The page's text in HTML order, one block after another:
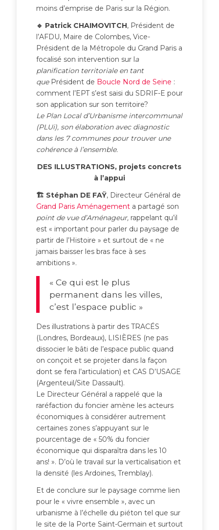
moins d’emprise de Paris sur la Région.
🔹 Patrick CHAIMOVITCH, Président de
l’AFDU, Maire de Colombes, Vice-
Président de la Métropole du Grand Paris a
focalisé son intervention sur la
planification territoriale en tant
que Président de Boucle Nord de Seine :
comment l’EPT s’est saisi du SDRIF-E pour
son application sur son territoire?
Le Plan Local d’Urbanisme intercommunal
(PLUi), son élaboration avec diagnostic
dans les 7 communes pour trouver une
cohérence à l’ensemble.
DES ILLUSTRATIONS, projets concrets
à l’appui
🏗 Stéphan DE FAŸ, Directeur Général de
Grand Paris Aménagementa partagé son
point de vue d’Aménageur, rappelant qu’il
est « important pour parler du paysage de
partir de l’Histoire » et surtout de « ne
jamais baisser les bras face à ses
ambitions ».
« Ce qui est le plus
permanent dans les villes,
c’est l’espace public »
Des illustrations à partir des TRACÉS
(Londres, Bordeaux), LISIÈRES (ne pas
dissocier le bâti de l’espace public quand
on conçoit et se projeter dans la façon
dont se fera l’articulation) et CAS D’USAGE
(Argenteuil/Site Dassault).
Le Directeur Général a rappelé que la
raréfaction du foncier amène les acteurs
économiques à considérer autrement
certaines zones s’appuyant sur le
pourcentage de « 50% du foncier
économique qui disparaîtra dans les 10
ans! ». D’où le travail sur la verticalisation et
la densité (les Ardoines, Tremblay).
Et de conclure sur le paysage comme lien
pour le « vivre ensemble », avec un
urbanisme à l’échelle du piéton tel que sur
le site de la Porte Saint-Germain et surtout